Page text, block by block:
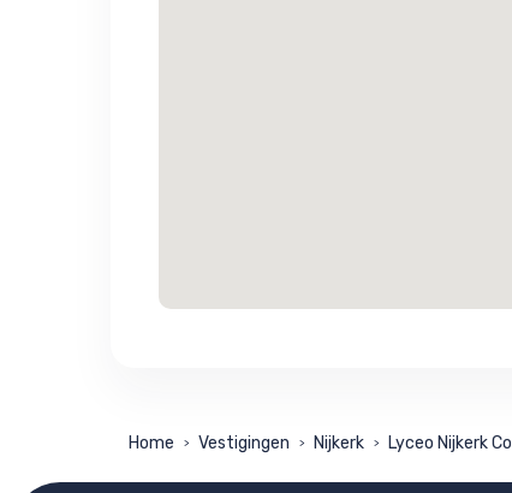
Home > Vestigingen > Nijkerk > Lyceo Nijkerk